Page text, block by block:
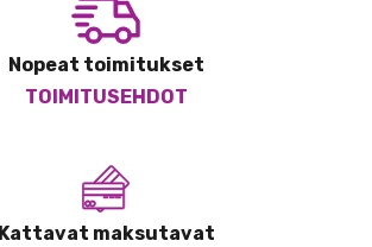
Nopeat toimitukset
TOIMITUSEHDOT
Kattavat maksutavat